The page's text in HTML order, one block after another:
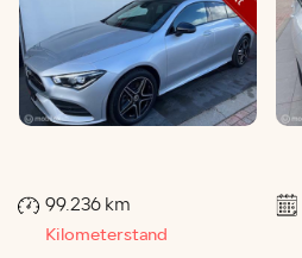
99.236 km
Kilometerstand